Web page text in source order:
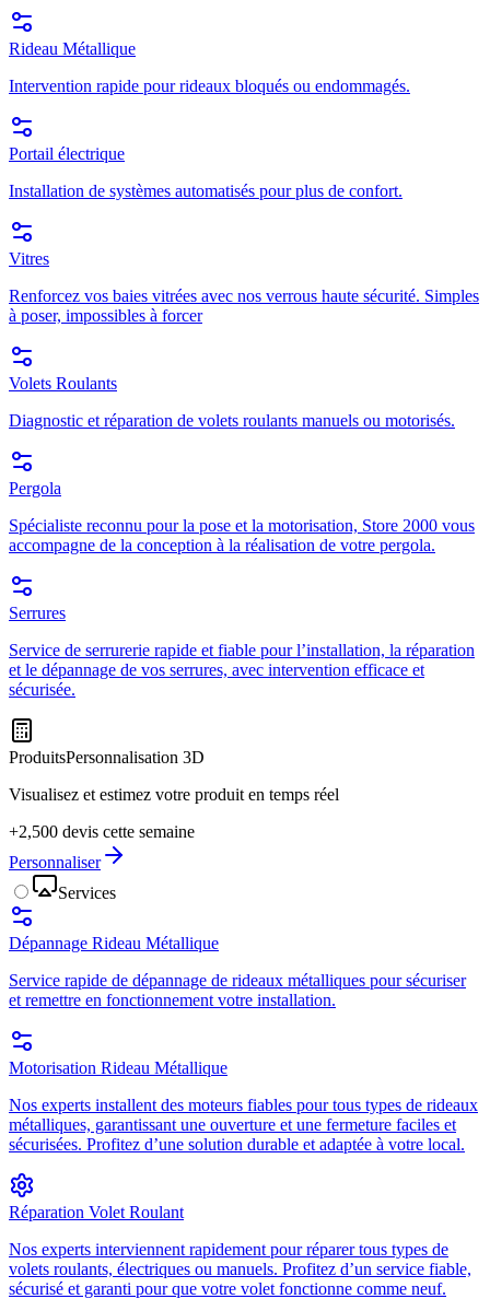
Rideau Métallique
Intervention rapide pour rideaux bloqués ou endommagés.
Portail électrique
Installation de systèmes automatisés pour plus de confort.
Vitres
Renforcez vos baies vitrées avec nos verrous haute sécurité. Simples
à poser, impossibles à forcer
Volets Roulants
Diagnostic et réparation de volets roulants manuels ou motorisés.
Pergola
Spécialiste reconnu pour la pose et la motorisation, Store 2000 vous
accompagne de la conception à la réalisation de votre pergola.
Serrures
Service de serrurerie rapide et fiable pour l’installation, la réparation
et le dépannage de vos serrures, avec intervention efficace et
sécurisée.
ProduitsPersonnalisation 3D
Visualisez et estimez votre produit en temps réel
+2,500 devis cette semaine
Personnaliser
Services
Dépannage Rideau Métallique
Service rapide de dépannage de rideaux métalliques pour sécuriser
et remettre en fonctionnement votre installation.
Motorisation Rideau Métallique
Nos experts installent des moteurs fiables pour tous types de rideaux
métalliques, garantissant une ouverture et une fermeture faciles et
sécurisées. Profitez d’une solution durable et adaptée à votre local.
Réparation Volet Roulant
Nos experts interviennent rapidement pour réparer tous types de
volets roulants, électriques ou manuels. Profitez d’un service fiable,
sécurisé et garanti pour que votre volet fonctionne comme neuf.